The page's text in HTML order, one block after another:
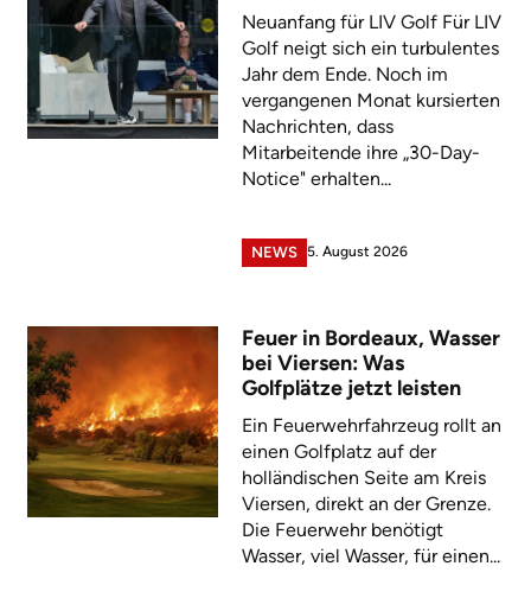
Neuanfang für LIV Golf Für LIV
Golf neigt sich ein turbulentes
Jahr dem Ende. Noch im
vergangenen Monat kursierten
Nachrichten, dass
Mitarbeitende ihre „30-Day-
Notice" erhalten...
NEWS 5. August 2026
Feuer in Bordeaux, Wasser
bei Viersen: Was
Golfplätze jetzt leisten
Ein Feuerwehrfahrzeug rollt an
einen Golfplatz auf der
holländischen Seite am Kreis
Viersen, direkt an der Grenze.
Die Feuerwehr benötigt
Wasser, viel Wasser, für einen...